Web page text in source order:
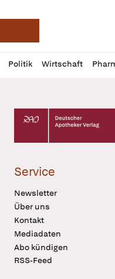
Deutsche
Politik Wirtschaft
Profil
öffnen
Daz
Pur
Deutscher Apotheker
Service
Newsletter
Über uns
Kontakt
Mediadaten
Abo kündigen
RSS-Feed